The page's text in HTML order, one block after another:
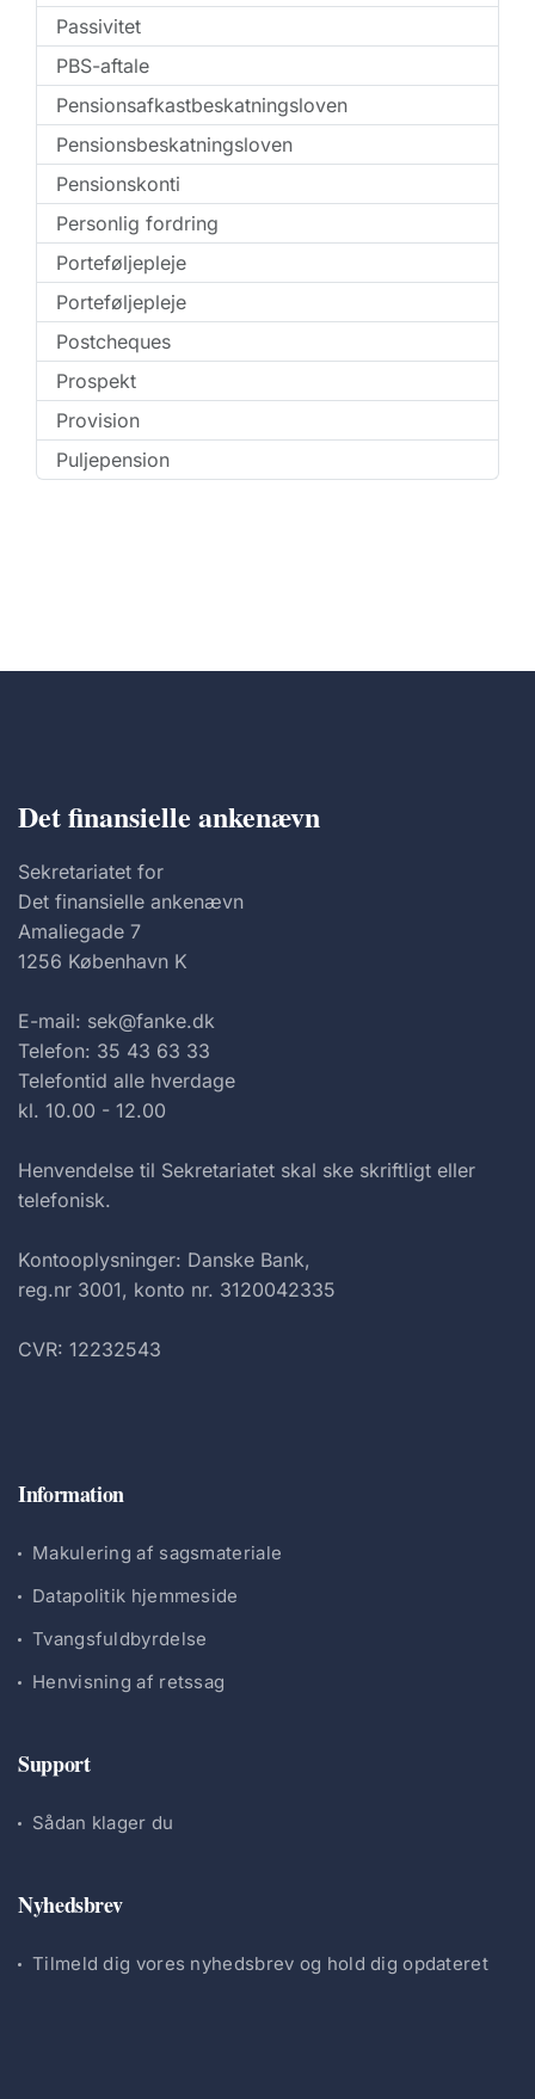
Passivitet
PBS-aftale
Pensionsafkastbeskatningsloven
Pensionsbeskatningsloven
Pensionskonti
Personlig fordring
Porteføljepleje
Porteføljepleje
Postcheques
Prospekt
Provision
Puljepension
Det finansielle ankenævn
Sekretariatet for
Det finansielle ankenævn
Amaliegade 7
1256 København K
E-mail: sek@fanke.dk
Telefon: 35 43 63 33
Telefontid alle hverdage
kl. 10.00 - 12.00
Henvendelse til Sekretariatet skal ske skriftligt eller
telefonisk.
Kontooplysninger: Danske Bank,
reg.nr 3001, konto nr. 3120042335
CVR: 12232543
Information
Makulering af sagsmateriale
Datapolitik hjemmeside
Tvangsfuldbyrdelse
Henvisning af retssag
Support
Sådan klager du
Nyhedsbrev
Tilmeld dig vores nyhedsbrev og hold dig opdateret